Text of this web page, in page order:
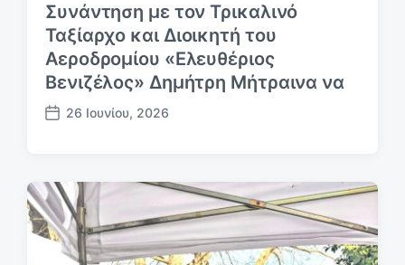
Συνάντηση με τον Τρικαλινό
Ταξίαρχο και Διοικητή του
Αεροδρομίου «Ελευθέριος
Βενιζέλος» Δημήτρη Μήτραινα να
Η
δ
η
μ
ο
26 Ιουνίου, 2026